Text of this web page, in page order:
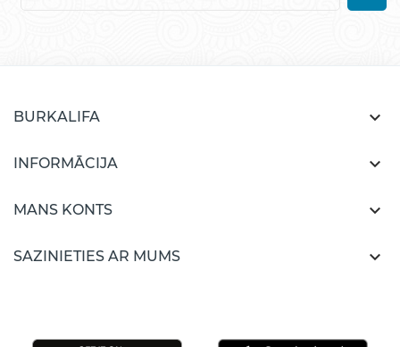
BURKALIFA 
INFORMĀCIJA 
MANS KONTS 
SAZINIETIES AR MUMS 